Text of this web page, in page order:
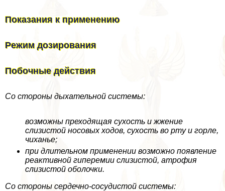
Показания к применению
Режим дозирования
Побочные действия
Со стороны дыхательной системы:
возможны преходящая сухость и жжение
слизистой носовых ходов, сухость во рту и горле,
чиханье;
при длительном применении возможно появление
реактивной гиперемии слизистой, атрофия
слизистой оболочки.
Со стороны сердечно-сосудистой системы: